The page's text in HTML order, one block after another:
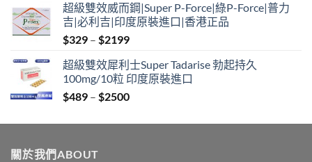
$349
through
$2199
超級雙效威而鋼|Super P-Force|綠P-Force|普力
吉|必利吉|印度原裝進口|香港正品
$329 – $2199Price
$329
through
$2199
超級雙效犀利士Super Tadarise 勃起持久
100mg/10粒 印度原裝進口
$489 – $2500Price
$489
關於我們ABOUT